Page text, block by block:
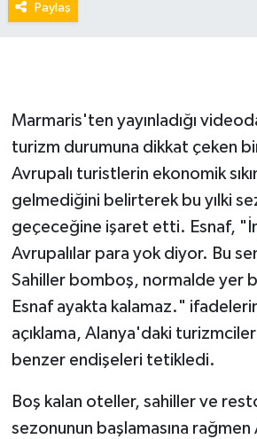
Paylaş
Marmaris'ten yayınladığı
turizm durumuna dikkat çeken
Avrupalı turistlerin ekonomik
gelmediğini belirterek bu yılki
geçeceğine işaret etti. Esnaf,
Avrupalılar para yok diyor. Bu
Sahiller bomboş, normalde yer
Esnaf ayakta kalamaz."
açıklama, Alanya'daki turizmciler
benzer endişeleri tetikledi.
Boş kalan oteller, sahiller ve
sezonunun başlamasına